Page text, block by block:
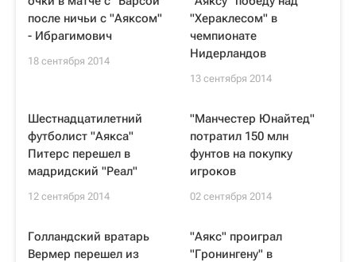
после ничьи с "Аяксом"
- Ибрагимович
18 сентября 2014
"Хераклесом" в
чемпионате
Нидерландов
13 сентября 2014
Шестнадцатилетний
футболист "Аякса"
Питерс перешел в
мадридский "Реал"
12 сентября 2014
"Манчестер Юнайтед"
потратил 150 млн
фунтов на покупку
игроков
02 сентября 2014
Голландский вратарь
Вермер перешел из
"Аякс" проиграл
"Гронингену" в